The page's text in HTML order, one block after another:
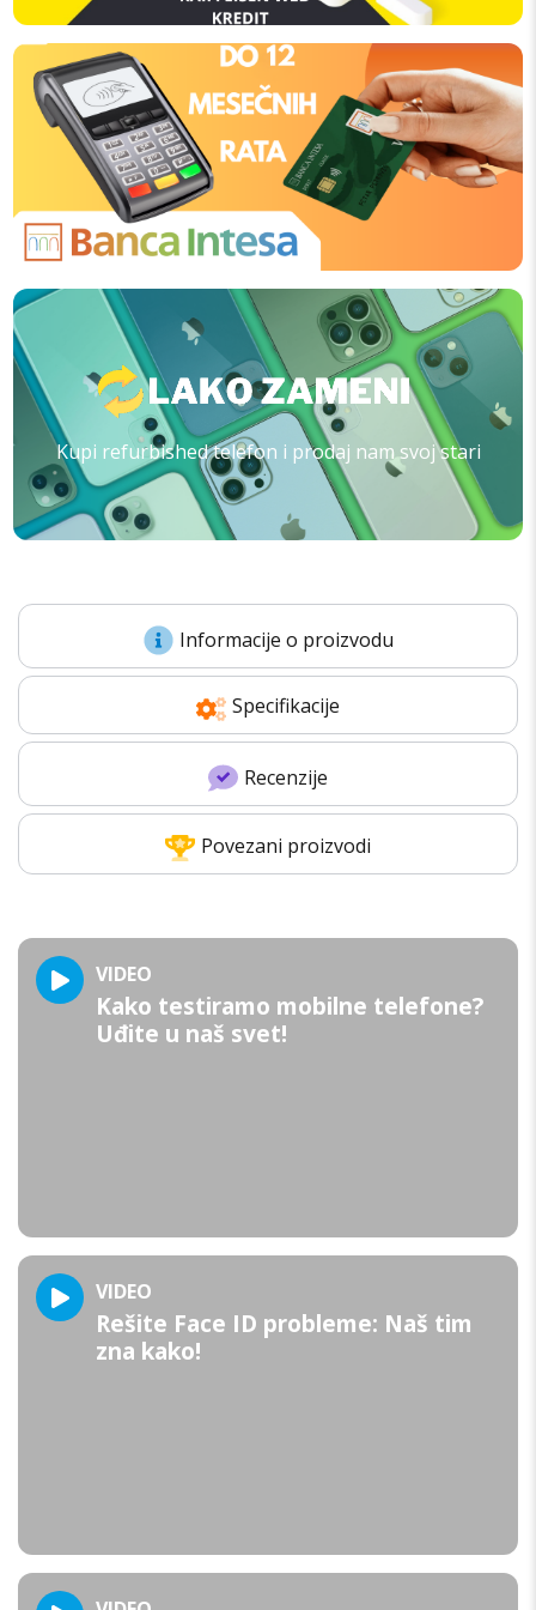
Kupi refurbished telefon i prodaj nam svoj stari
Informacije o proizvodu
Specifikacije
Recenzije
Povezani proizvodi
VIDEO
Kako testiramo mobilne telefone?
Uđite u naš svet!
VIDEO
Rešite Face ID probleme: Naš tim
zna kako!